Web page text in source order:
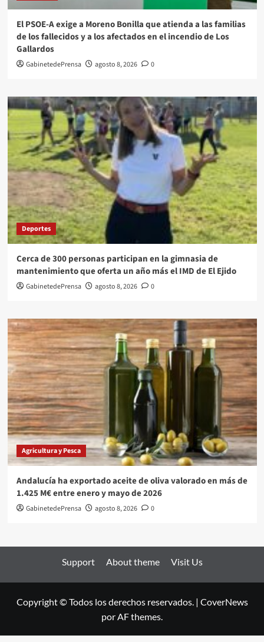
El PSOE-A exige a Moreno Bonilla que atienda a las familias
de los fallecidos y a los afectados en el incendio de Los
Gallardos
GabinetedePrensa agosto 8, 2026 0
Deportes
Cerca de 300 personas participan en la gimnasia de
mantenimiento que oferta un año más el IMD de El Ejido
GabinetedePrensa agosto 8, 2026 0
Agricultura y Pesca
Andalucía ha exportado aceite de oliva valorado en más de
1.425 M€ entre enero y mayo de 2026
GabinetedePrensa agosto 8, 2026 0
Support About theme Visit Us
Copyright © Todos los derechos reservados. | CoverNews
por AF themes.